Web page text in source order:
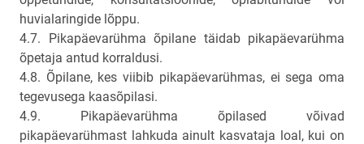
huvialaringide lõppu.
4.7. Pikapäevarühma õpilane täidab pikapäevarühma
õpetaja antud korraldusi.
4.8. Õpilane, kes viibib pikapäevarühmas, ei sega oma
tegevusega kaasõpilasi.
4.9. Pikapäevarühma õpilased võivad
pikapäevarühmast lahkuda ainult kasvataja loal, kui on